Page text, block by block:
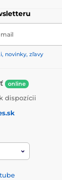
mail
novinky, zľavy
online
dispozícii